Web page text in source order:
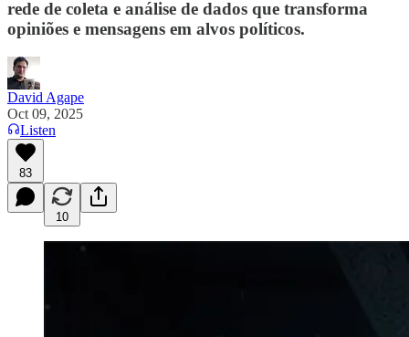
rede de coleta e análise de dados que transforma
opiniões e mensagens em alvos políticos.
David Agape
Oct 09, 2025
Listen
83
10